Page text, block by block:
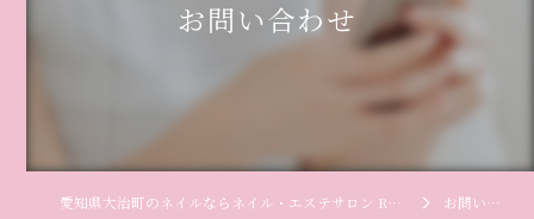
お問い合わせ
愛知県大治町のネイルならネイル・エステサロン Rosala【ロザーラ】 お問い合わせ